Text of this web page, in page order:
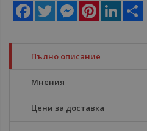
Facebook
Twitter MessengerPinterestLinkedIn
Пълно описание
Мнения
Цени за доставка